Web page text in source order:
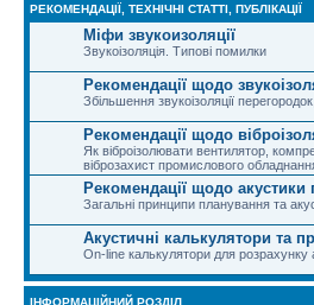
РЕКОМЕНДАЦІЇ, ТЕХНІЧНІ СТАТТІ, ПУБЛІКАЦІЇ
Міфи звукоизоляції
Звукоізоляція. Типові помилки
Рекомендації щодо
Збільшення звукоізоляції
Рекомендації щодо
Як віброізолювати вентилятор,
віброзахист промислового
Рекомендації щодо
Загальні принципи планування та
Акустичні калькулятори та
On-line калькулятори для розрахунку
ІНФОРМАЦІЙНИЙ РОЗДІЛ